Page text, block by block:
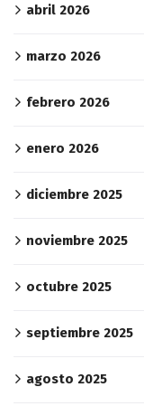
abril 2026
marzo 2026
febrero 2026
enero 2026
diciembre 2025
noviembre 2025
octubre 2025
septiembre 2025
agosto 2025